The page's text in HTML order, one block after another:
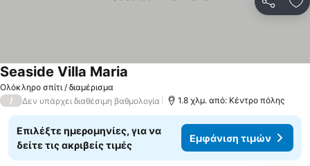
Ολόκληρο σπίτι / διαμέρισμα
Seaside Villa Maria
/ Δεν υπάρχει διαθέσιμη βαθμολογία 1.8 χλμ. από: Κέντρο πόλης
Επιλέξτε ημερομηνίες, για να
δείτε τις ακριβείς τιμές
Εμφάνιση τιμών